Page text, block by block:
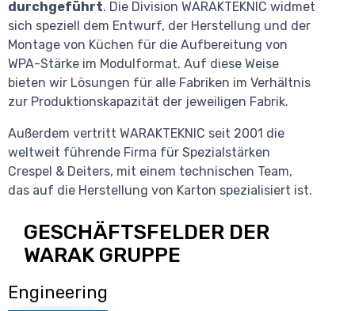
durchgeführt. Die Division WARAKTEKNIC widmet
sich speziell dem Entwurf, der Herstellung und der
Montage von Küchen für die Aufbereitung von
WPA-Stärke im Modulformat. Auf diese Weise
bieten wir Lösungen für alle Fabriken im Verhältnis
zur Produktionskapazität der jeweiligen Fabrik.
Außerdem vertritt WARAKTEKNIC seit 2001 die
weltweit führende Firma für Spezialstärken
Crespel & Deiters, mit einem technischen Team,
das auf die Herstellung von Karton spezialisiert ist.
GESCHÄFTSFELDER DER
WARAK GRUPPE
Engineering